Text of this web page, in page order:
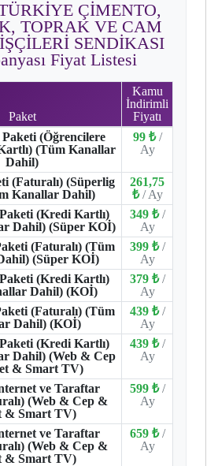
ÇİMENTO,
TOPRAK VE CAM
SENDİKASI
Fiyat Listesi
Paket
Kamu
İndirimli
Fiyatı
Paketi (Öğrencilere
(Tüm Kanallar
Dahil)
99 ₺ /
Ay
(Faturalı) (Süperlig
Kanallar Dahil)
261,75
₺ / Ay
(Kredi Kartlı)
Dahil) (Süper KOİ)
349 ₺ /
Ay
(Faturalı) (Tüm
(Süper KOİ)
399 ₺ /
Ay
(Kredi Kartlı)
Dahil) (KOİ)
379 ₺ /
Ay
(Faturalı) (Tüm
Dahil) (KOİ)
439 ₺ /
Ay
(Kredi Kartlı)
Dahil) (Web & Cep
& Smart TV)
439 ₺ /
Ay
ve Taraftar
(Web & Cep &
& Smart TV)
599 ₺ /
Ay
ve Taraftar
(Web & Cep &
& Smart TV)
659 ₺ /
Ay